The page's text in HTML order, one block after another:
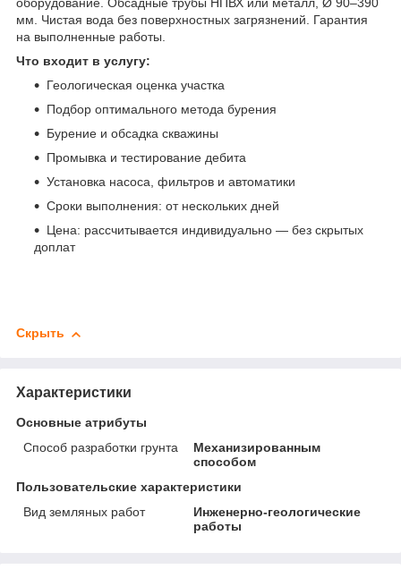
оборудование. Обсадные трубы НПВХ или металл, Ø 90–390
мм. Чистая вода без поверхностных загрязнений. Гарантия
на выполненные работы.
Что входит в услугу:
Геологическая оценка участка
Подбор оптимального метода бурения
Бурение и обсадка скважины
Промывка и тестирование дебита
Установка насоса, фильтров и автоматики
Сроки выполнения: от нескольких дней
Цена: рассчитывается индивидуально — без скрытых
доплат
Скрыть
Характеристики
Основные атрибуты
Способ разработки грунта
Механизированным
способом
Пользовательские характеристики
Вид земляных работ
Инженерно-геологические
работы